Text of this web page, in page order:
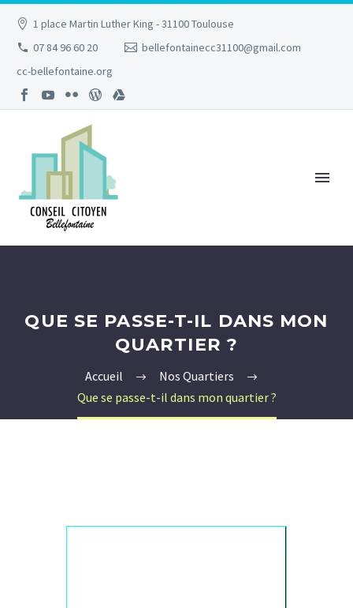
1 place Martin Luther King - 31100 Toulouse
07 84 96 60 20
bellefontainecc31100@gmail.com
cc-bellefontaine.org
QUE SE PASSE-T-IL DANS MON
QUARTIER ?
Accueil
Nos Quartiers
Que se passe-t-il dans mon quartier ?